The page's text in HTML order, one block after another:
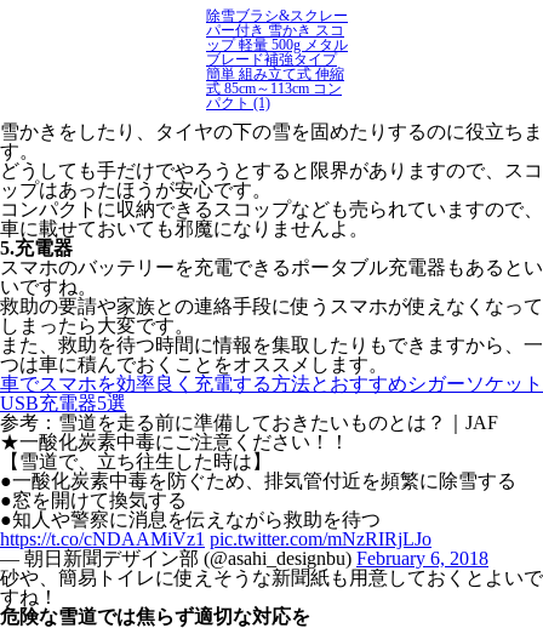
除雪ブラシ&スクレー
パー付き 雪かき スコ
ップ 軽量 500g メタル
ブレード補強タイプ
簡単 組み立て式 伸縮
式 85cm～113cm コン
パクト (1)
雪かきをしたり、タイヤの下の雪を固めたりするのに役立ちま
す。
どうしても手だけでやろうとすると限界がありますので、スコ
ップはあったほうが安心です。
コンパクトに収納できるスコップなども売られていますので、
車に載せておいても邪魔になりませんよ。
5.充電器
スマホのバッテリーを充電できるポータブル充電器もあるとい
いですね。
救助の要請や家族との連絡手段に使うスマホが使えなくなって
しまったら大変です。
また、救助を待つ時間に情報を集取したりもできますから、一
つは車に積んでおくことをオススメします。
車でスマホを効率良く充電する方法とおすすめシガーソケット
USB充電器5選
参考：雪道を走る前に準備しておきたいものとは？｜JAF
★一酸化炭素中毒にご注意ください！！
【雪道で、立ち往生した時は】
●一酸化炭素中毒を防ぐため、排気管付近を頻繁に除雪する
●窓を開けて換気する
●知人や警察に消息を伝えながら救助を待つ
https://t.co/cNDAAMiVz1 pic.twitter.com/mNzRIRjLJo
— 朝日新聞デザイン部 (@asahi_designbu) February 6, 2018
砂や、簡易トイレに使えそうな新聞紙も用意しておくとよいで
すね！
危険な雪道では焦らず適切な対応を